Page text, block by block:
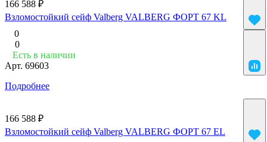
166 588 ₽
Взломостойкий сейф Valberg VALBERG ФОРТ 67 KL
0
0
Есть в наличии
Арт. 69603
Подробнее
166 588 ₽
Взломостойкий сейф Valberg VALBERG ФОРТ 67 EL